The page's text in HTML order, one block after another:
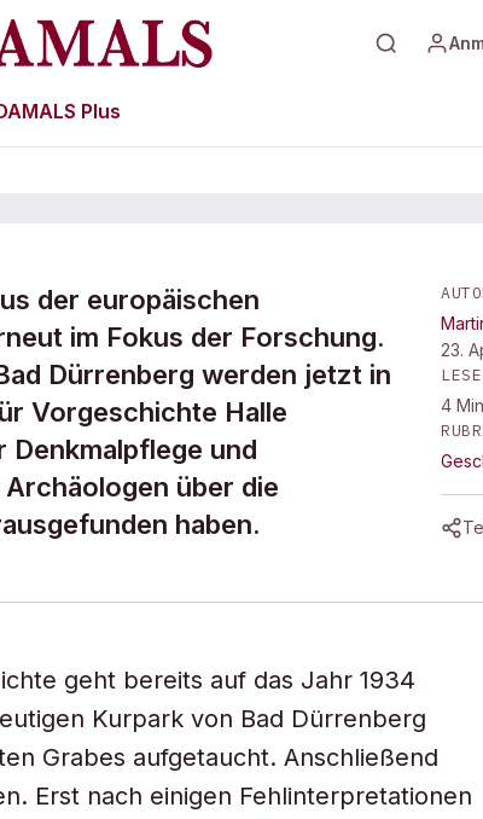
Plus
der europäischen
im Fokus der Forschung.
Dürrenberg werden jetzt in
Vorgeschichte Halle
und
über die
haben.
23.
4
geht bereits auf das Jahr 1934
Kurpark von Bad Dürrenberg
Grabes aufgetaucht. Anschließend
Erst nach einigen Fehlinterpretationen